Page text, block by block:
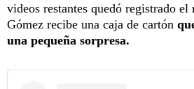
videos restantes quedó registrado el
Gómez recibe una caja de cartón
una pequeña sorpresa.